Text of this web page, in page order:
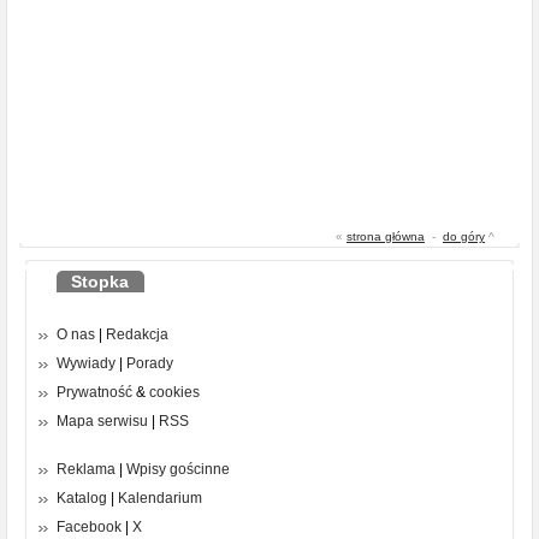
« strona główna - do góry ^
Stopka
O nas | Redakcja
Wywiady | Porady
Prywatność & cookies
Mapa serwisu | RSS
Reklama | Wpisy gościnne
Katalog | Kalendarium
Facebook | X